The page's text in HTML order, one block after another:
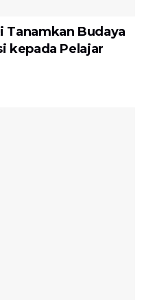
Tanamkan Budaya
kepada Pelajar